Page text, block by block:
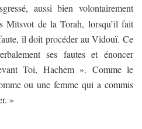
aussi bien volontairement
Mitsvot de la Torah, lorsqu’il fait
il doit procéder au Vidouï. Ce
ses fautes et énoncer
Toi, Hachem ». Comme le
ou une femme qui a commis
»